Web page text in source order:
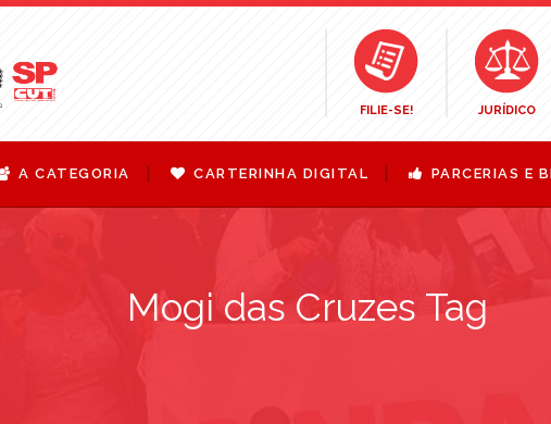
FILIE-SE! JURÍDICO
A CATEGORIA CARTERINHA DIGITAL PARCERIAS E
Mogi das Cruzes Tag